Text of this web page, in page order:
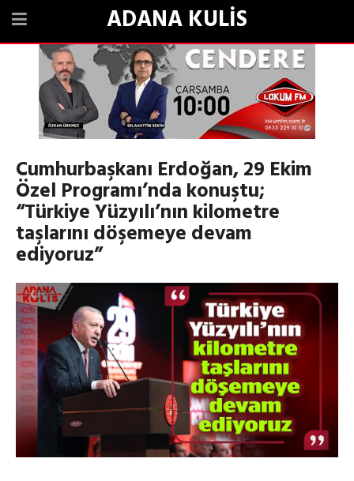
ADANA KULİS
Cumhurbaşkanı Erdoğan, 29 Ekim
Özel Programı’nda konuştu;
“Türkiye Yüzyılı’nın kilometre
taşlarını döşemeye devam
ediyoruz”